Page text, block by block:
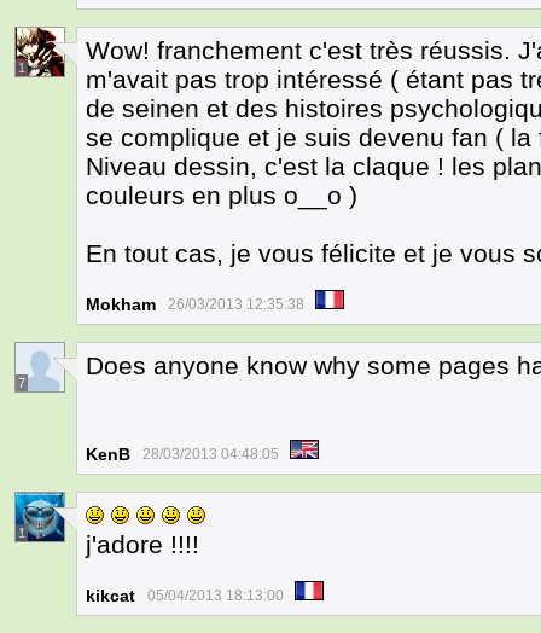
1
Wow! franchement c'est très réussis.
m'avait pas trop intéressé ( étant pas
de seinen et des histoires
se complique et je suis devenu fan (
Niveau dessin, c'est la claque ! les
couleurs en plus o__o )
En tout cas, je vous félicite et je vous
Mokham 26/03/2013 12:35:38
7
Does anyone know why some pages
KenB 28/03/2013 04:48:05
1 j'adore !!!!
kikcat 05/04/2013 18:13:00